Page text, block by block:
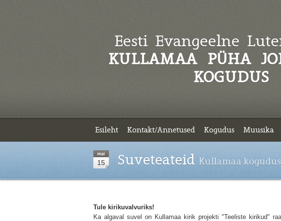
Eesti Evangeelne
KULLAMAA PÜHA
KOGUDUS
Esileht Kontakt/Annetused Kogudus Muusika
mai
15 Suveteateid Kullamaa kogudus
Tule kirikuvalvuriks!
Ka algaval suvel on Kullamaa kirik projekti "Teeliste kirikud"